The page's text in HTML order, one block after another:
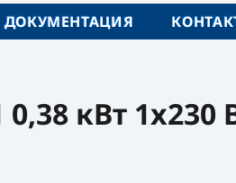
ДОКУМЕНТАЦИЯ
кВт 1x230